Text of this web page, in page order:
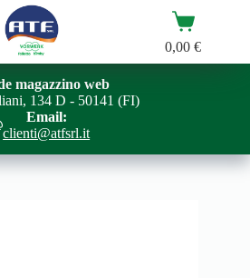
TM7 PERNO TRASMISSIONE SPIRALIZER Aggiungi al carrello
Carrello
0,00€
magazzino web
134 D - 50141 (FI)
Email:
clienti@atfsrl.it